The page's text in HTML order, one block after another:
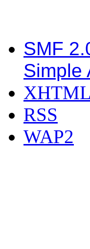
SMF
Simple
XHTML
RSS
WAP2